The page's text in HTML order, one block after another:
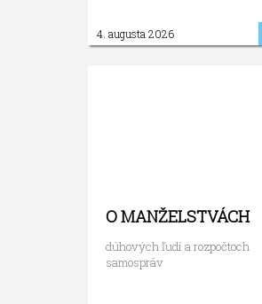
4. augusta 2026
O MANŽELSTVÁCH
dúhových ľudí a rozpočtoch
samospráv